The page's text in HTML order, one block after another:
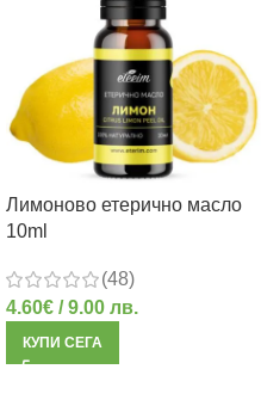
Лимоново етерично масло
10ml
(48)
4.60€ / 9.00 лв.
КУПИ СЕГА